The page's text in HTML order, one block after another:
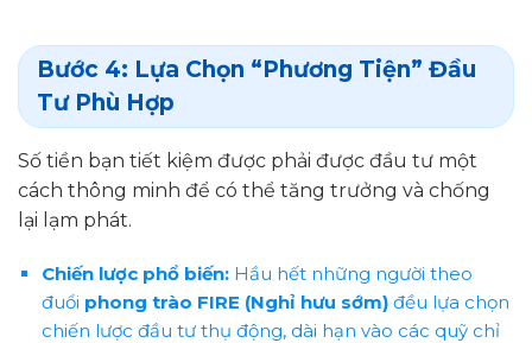
Bước 4: Lựa Chọn “Phương Tiện” Đầu
Tư Phù Hợp
Số tiền bạn tiết kiệm được phải được đầu tư một
cách thông minh để có thể tăng trưởng và chống
lại lạm phát.
Chiến lược phổ biến:Hầu hết những người theo
đuổi phong trào FIRE (Nghỉ hưu sớm)đều lựa chọn
chiến lược đầu tư thụ động, dài hạn vào các quỹ chỉ